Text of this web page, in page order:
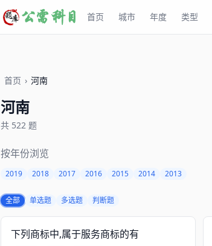
首页 城市 年度 类型
首页 › 河南
河南
共 522 题
按年份浏览
2019 2018 2017 2016 2015 2014 2013
全部 单选题 多选题 判断题
下列商标中,属于服务商标的有